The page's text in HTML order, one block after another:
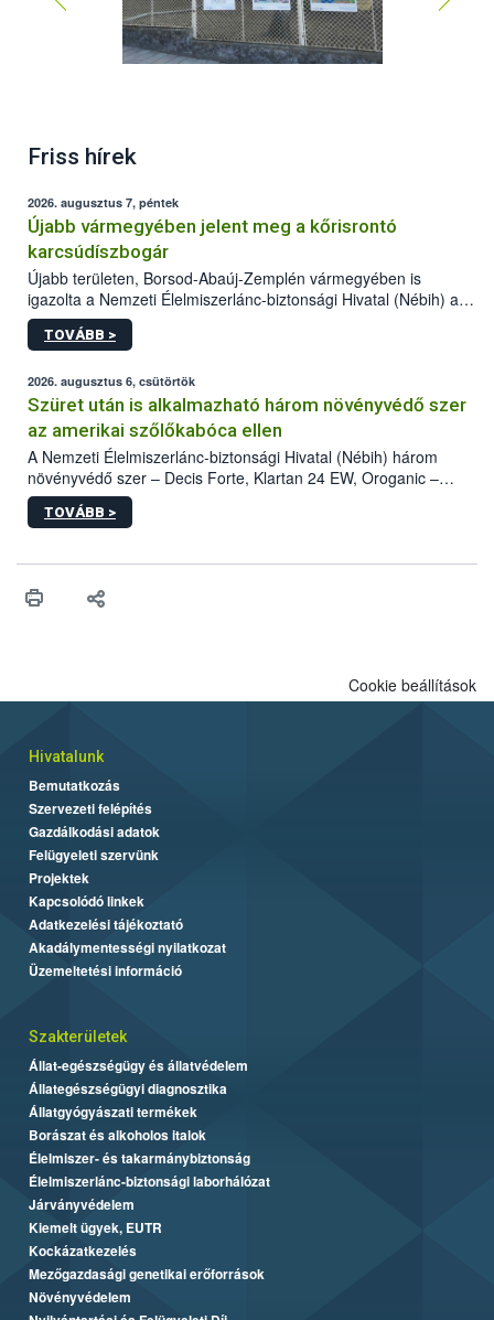
Friss hírek
2026. augusztus 7, péntek
Újabb vármegyében jelent meg a kőrisrontó
karcsúdíszbogár
Újabb területen, Borsod-Abaúj-Zemplén vármegyében is
igazolta a Nemzeti Élelmiszerlánc-biztonsági Hivatal (Nébih) a
kőrisrontó karcsúdíszbogár (Agrilus planipennis) jelenlétét. A
kártevőt nem csak színcsapdában találták meg, de már fertőzött
az intenzív felderítést, emellett az intézkedéseket a szlovák
hatósággal is összehangolják a terjedés megállítása érdekében.
TOVÁBB >
2026. augusztus 6, csütörtök
Szüret után is alkalmazható három növényvédő szer
az amerikai szőlőkabóca ellen
A Nemzeti Élelmiszerlánc-biztonsági Hivatal (Nébih) három
növényvédő szer – Decis Forte, Klartan 24 EW, Oroganic –
engedélyokiratát módosította, így azok a szüretet követően,
egészen a vesszőérettség (BBCH 91) stádiumáig
érésű szőlőkben is legyen lehetőség a károsító elleni további
felhasználók számára is elérhető és ökológiai termesztésben is
TOVÁBB >
Cookie beállítások
Hivatalunk
Bemutatkozás
Szervezeti felépítés
Gazdálkodási adatok
Felügyeleti szervünk
Projektek
Kapcsolódó linkek
Adatkezelési tájékoztató
Akadálymentességi nyilatkozat
Üzemeltetési információ
Szakterületek
Állat-egészségügy és állatvédelem
Állategészségügyi diagnosztika
Állatgyógyászati termékek
Borászat és alkoholos italok
Élelmiszer- és takarmánybiztonság
Élelmiszerlánc-biztonsági laborhálózat
Járványvédelem
Kiemelt ügyek, EUTR
Kockázatkezelés
Mezőgazdasági genetikai erőforrások
Növényvédelem